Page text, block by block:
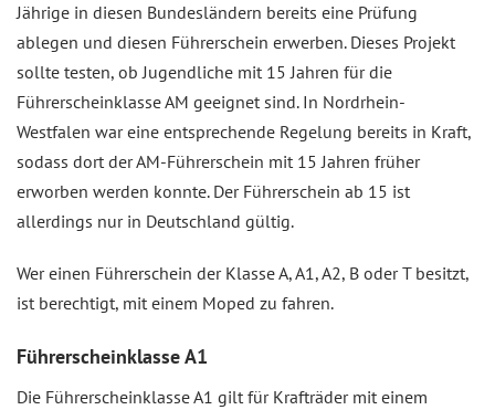
Jährige in diesen Bundesländern bereits eine Prüfung
ablegen und diesen Führerschein erwerben. Dieses Projekt
sollte testen, ob Jugendliche mit 15 Jahren für die
Führerscheinklasse AM geeignet sind. In Nordrhein-
Westfalen war eine entsprechende Regelung bereits in Kraft,
sodass dort der AM-Führerschein mit 15 Jahren früher
erworben werden konnte. Der Führerschein ab 15 ist
allerdings nur in Deutschland gültig.
Wer einen Führerschein der Klasse A, A1, A2, B oder T besitzt,
ist berechtigt, mit einem Moped zu fahren.
Führerscheinklasse A1
Die Führerscheinklasse A1 gilt für Krafträder mit einem